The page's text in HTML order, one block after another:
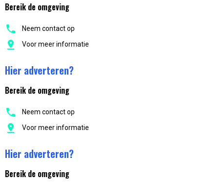
Bereik de omgeving
Neem contact op
Voor meer informatie
Hier adverteren?
Bereik de omgeving
Neem contact op
Voor meer informatie
Hier adverteren?
Bereik de omgeving